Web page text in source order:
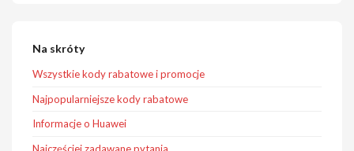
Na skróty
Wszystkie kody rabatowe i promocje
Najpopularniejsze kody rabatowe
Informacje o Huawei